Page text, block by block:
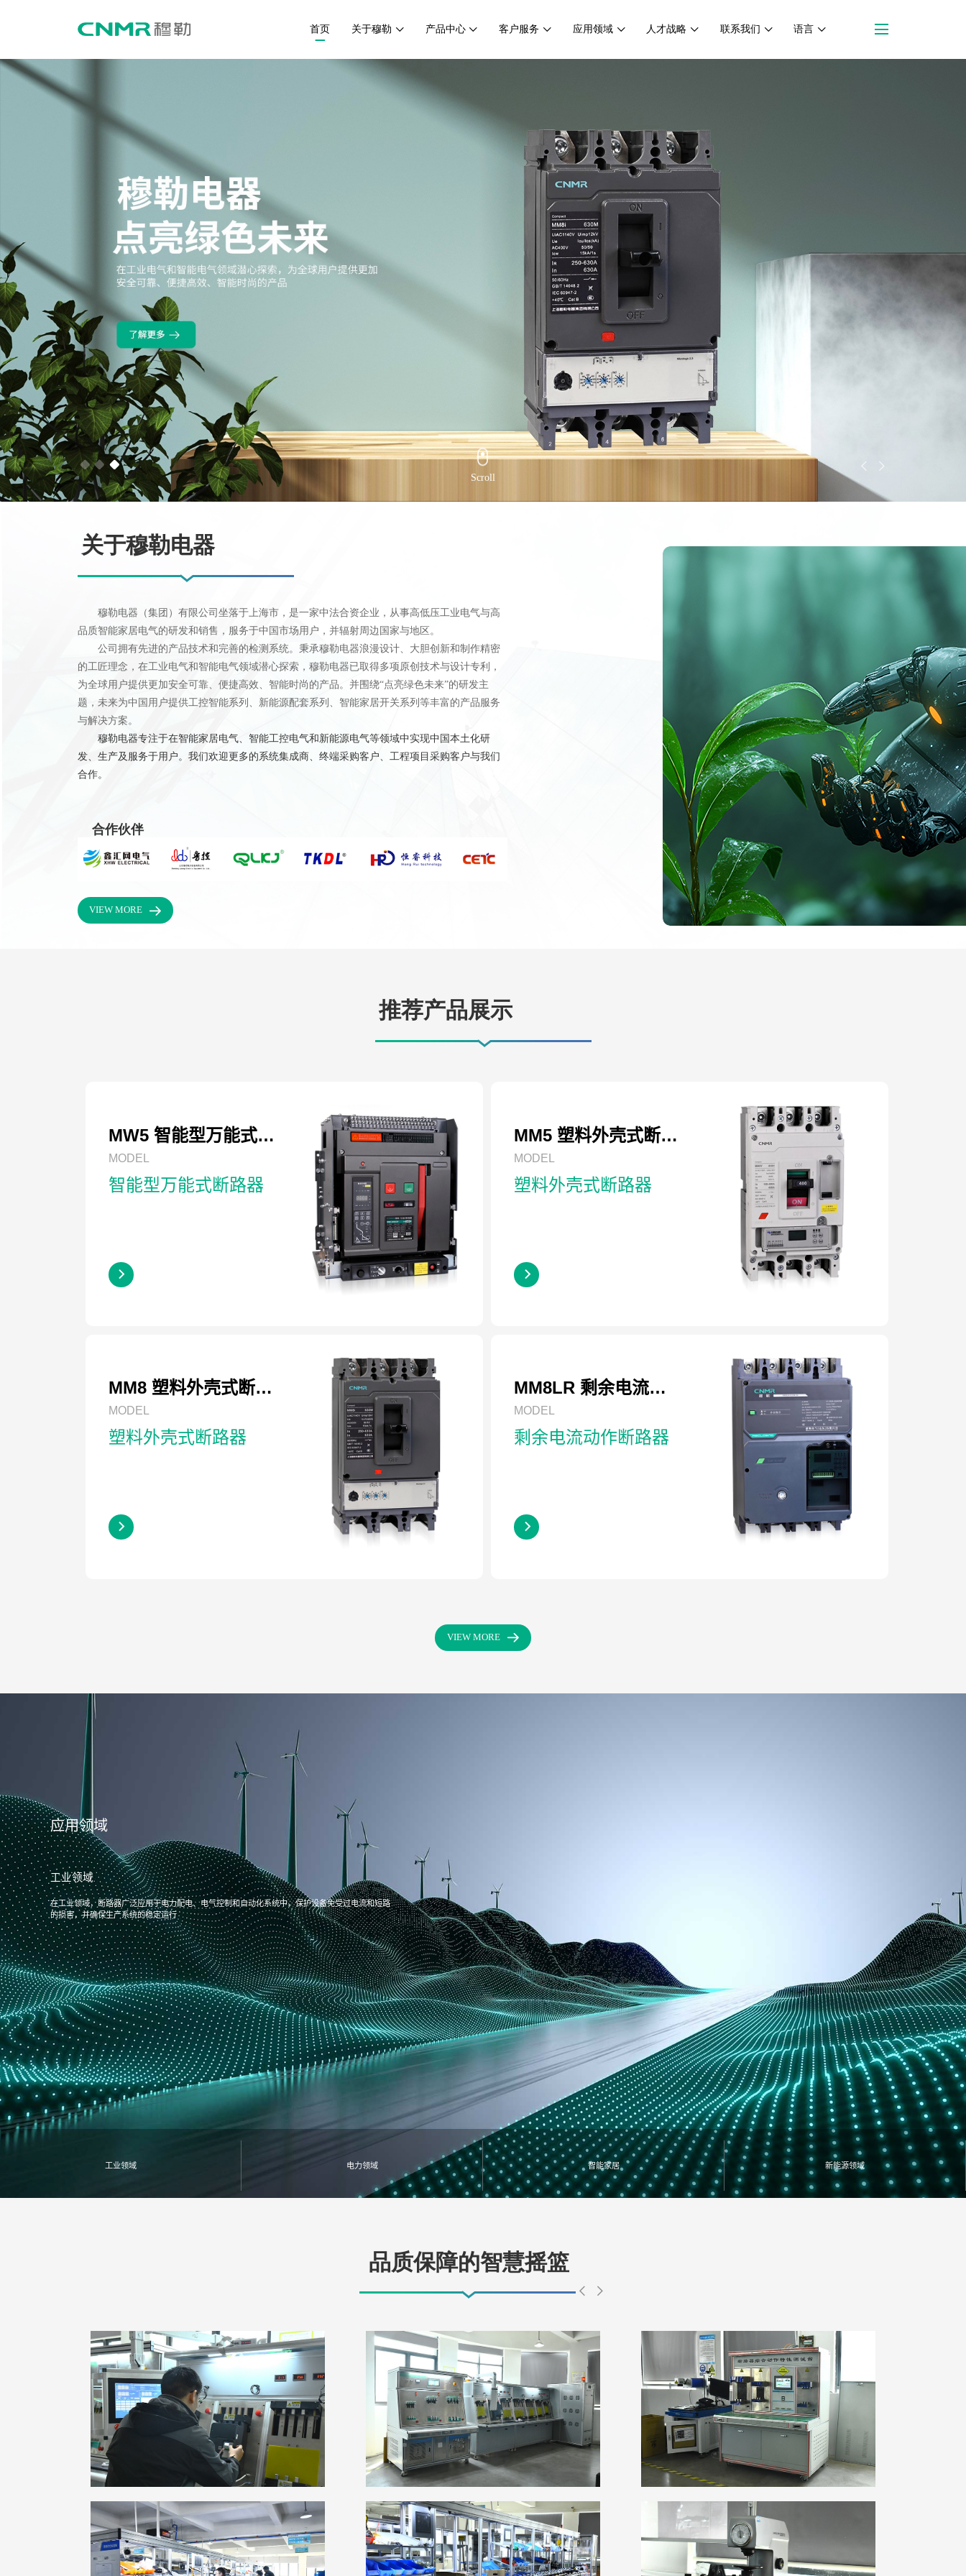
首页 关于穆勒 产品中心 客户服务 应用领域 人才战略 联系我们 语言
关于穆勒
发展历程
荣誉资质
新闻资讯
产品中心
智能型万能式断路器
塑料外壳式断路器
剩余电流动作断路器
户内高压交流真空断路器
人才战略
人才理念
联系我们
联系方式
在线留言
了解更多
了解更多
Scroll
关于穆勒电器
穆勒电器（集团）有限公司坐落于上海市，是一家中法合资企业，从事高低压工业电气与高
品质智能家居电气的研发和销售，服务于中国市场用户，并辐射周边国家与地区。
公司拥有先进的产品技术和完善的检测系统。秉承穆勒电器浪漫设计、大胆创新和制作精密
的工匠理念，在工业电气和智能电气领域潜心探索，穆勒电器已取得多项原创技术与设计专利，
为全球用户提供更加安全可靠、便捷高效、智能时尚的产品。并围绕“点亮绿色未来”的研发主
题，未来为中国用户提供工控智能系列、新能源配套系列、智能家居开关系列等丰富的产品服务
与解决方案。
穆勒电器专注于在智能家居电气、智能工控电气和新能源电气等领域中实现中国本土化研
发、生产及服务于用户。我们欢迎更多的系统集成商、终端采购客户、工程项目采购客户与我们
合作。
合作伙伴
VIEW MORE
推荐产品展示
VIEW MORE
品质保障的智慧摇篮